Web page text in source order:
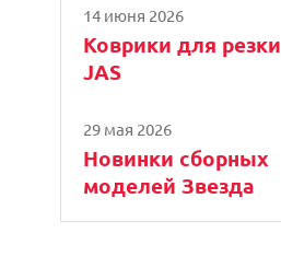
14 июня 2026
Коврики для резки
JAS
29 мая 2026
Новинки сборных
моделей Звезда